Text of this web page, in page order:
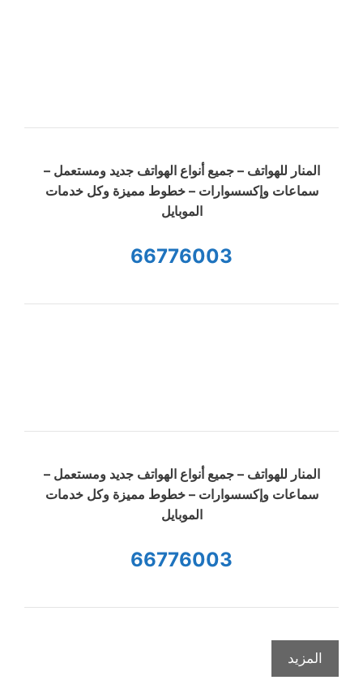
المنار للهواتف – جميع أنواع الهواتف جديد ومستعمل –
سماعات وإكسسوارات – خطوط مميزة وكل خدمات
الموبايل
66776003
المنار للهواتف – جميع أنواع الهواتف جديد ومستعمل –
سماعات وإكسسوارات – خطوط مميزة وكل خدمات
الموبايل
66776003
المزيد